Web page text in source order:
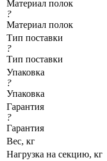
Материал полок
?
Материал полок
Тип поставки
?
Тип поставки
Упаковка
?
Упаковка
Гарантия
?
Гарантия
Вес, кг
Нагрузка на секцию, кг